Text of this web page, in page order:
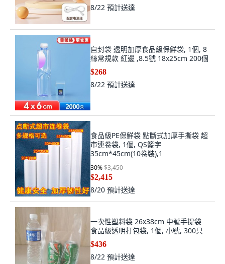
8/22 預計送達
自封袋 透明加厚食品級保鮮袋, 1個, 8
絲常規款 紅邊 ,8.5號 18x25cm 200個
$268
8/22 預計送達
食品級PE保鮮袋 點斷式加厚手撕袋 超
市連卷袋, 1個, QS籃字
35cm*45cm(10卷裝),1
30%$3,450
$2,415
8/20 預計送達
一次性塑料袋 26x38cm 中號手提袋
食品級透明打包袋, 1個, 小號, 300只
$436
8/22 預計送達